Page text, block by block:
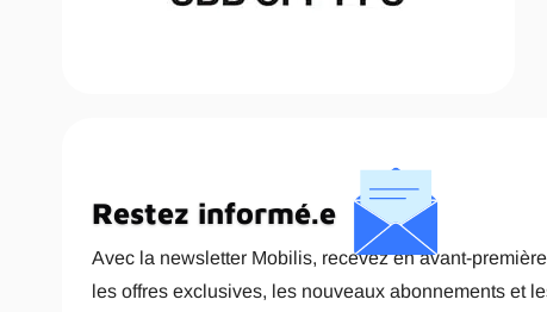
Restez informé.e
Avec la newsletter Mobilis, recevez en avant-
les offres exclusives, les nouveaux abonnements et